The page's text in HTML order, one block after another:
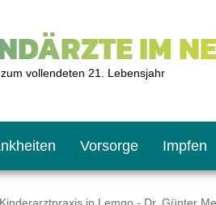
IM
vollendeten 21. Lebensjahr
Jahr
Vorsorge
bis U6
Impfen